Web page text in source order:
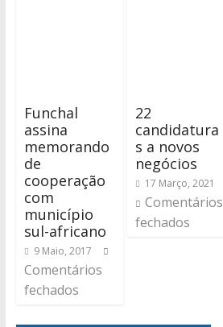
Funchal
assina
memorando
de
cooperação
com
município
sul-africano
9 Maio, 2017
Comentários
fechados
22
candidatura
s a novos
negócios
17 Março, 2021
Comentários
fechados